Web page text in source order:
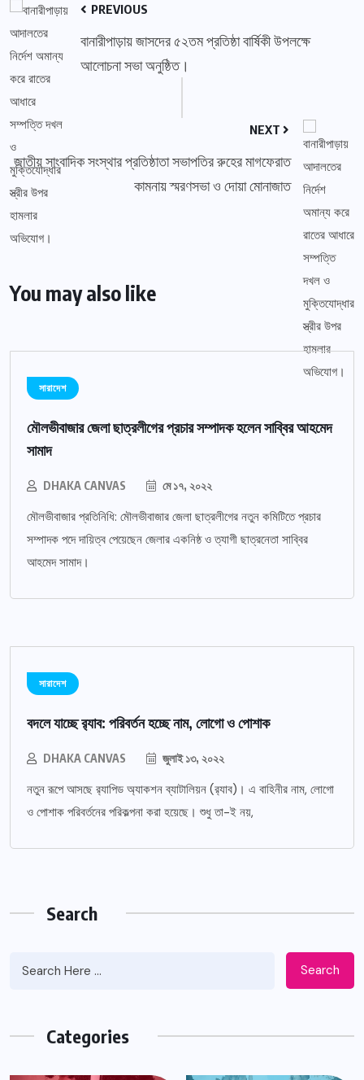
PREVIOUS
বানারীপাড়ায় জাসদের ৫২তম প্রতিষ্ঠা বার্ষিকী উপলক্ষে
আলোচনা সভা অনুষ্ঠিত।
NEXT
জাতীয় সাংবাদিক সংস্থার প্রতিষ্ঠাতা সভাপতির রুহের মাগফেরাত
কামনায় স্মরণসভা ও দোয়া মোনাজাত
You may also like
সারাদেশ
মৌলভীবাজার জেলা ছাত্রলীগের প্রচার সম্পাদক হলেন সাব্বির আহমেদ
সামাদ
DHAKA CANVAS মে ১৭, ২০২২
মৌলভীবাজার প্রতিনিধি: মৌলভীবাজার জেলা ছাত্রলীগের নতুন কমিটিতে প্রচার
সম্পাদক পদে দায়িত্ব পেয়েছেন জেলার একনিষ্ঠ ও ত্যাগী ছাত্রনেতা সাব্বির
আহমেদ সামাদ।
সারাদেশ
বদলে যাচ্ছে র‌্যাব: পরিবর্তন হচ্ছে নাম, লোগো ও পোশাক
DHAKA CANVAS জুলাই ১৩, ২০২২
নতুন রূপে আসছে র‌্যাপিড অ্যাকশন ব্যাটালিয়ন (র‌্যাব)। এ বাহিনীর নাম, লোগো
ও পোশাক পরিবর্তনের পরিকল্পনা করা হয়েছে। শুধু তা-ই নয়,
Search
Search
Categories